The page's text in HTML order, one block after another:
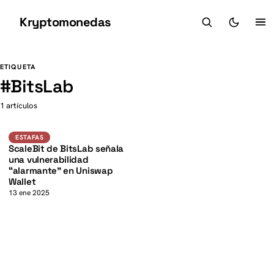
Kryptomonedas
ETIQUETA
#BitsLab
1 artículos
Estafas
K
ESTAFAS
ScaleBit de BitsLab señala
una vulnerabilidad
“alarmante” en Uniswap
Wallet
13 ene 2025